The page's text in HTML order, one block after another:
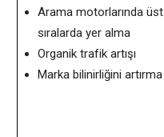
Arama motorlarında üst
sıralarda yer alma
Organik trafik artışı
Marka bilinirliğini artırma